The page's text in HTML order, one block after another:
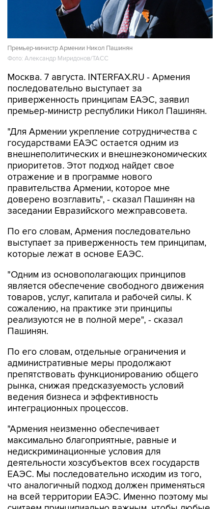
Премьер-министр Армении Никол Пашинян
Фото: Александр Миридонов/ТАСС
Москва. 7 августа. INTERFAX.RU - Армения
последовательно выступает за
приверженность принципам ЕАЭС, заявил
премьер-министр республики Никол Пашинян.
"Для Армении укрепление сотрудничества с
государствами ЕАЭС остается одним из
внешнеполитических и внешнеэкономических
приоритетов. Этот подход найдет свое
отражение и в программе нового
правительства Армении, которое мне
доверено возглавить", - сказал Пашинян на
заседании Евразийского межправсовета.
По его словам, Армения последовательно
выступает за приверженность тем принципам,
которые лежат в основе ЕАЭС.
"Одним из основополагающих принципов
является обеспечение свободного движения
товаров, услуг, капитала и рабочей силы. К
сожалению, на практике эти принципы
реализуются не в полной мере", - сказал
Пашинян.
По его словам, отдельные ограничения и
административные меры продолжают
препятствовать функционированию общего
рынка, снижая предсказуемость условий
ведения бизнеса и эффективность
интеграционных процессов.
"Армения неизменно обеспечивает
максимально благоприятные, равные и
недискриминационные условия для
деятельности хозсубъектов всех государств
ЕАЭС. Мы последовательно исходим из того,
что аналогичный подход должен применяться
на всей территории ЕАЭС. Именно поэтому мы